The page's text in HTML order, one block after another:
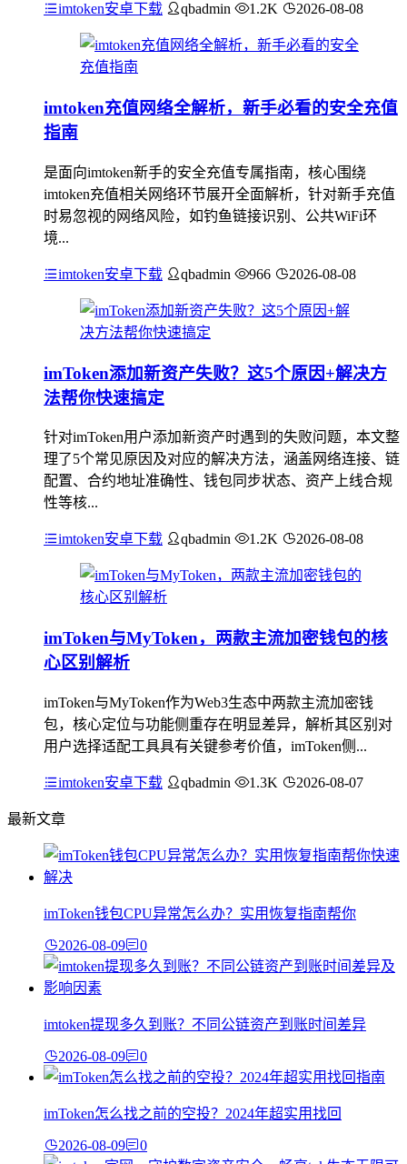
imtoken安卓下载 qbadmin 1.2K 2026-08-08
imtoken充值网络全解析，新手必看的安全充值
指南
是面向imtoken新手的安全充值专属指南，核心围绕
imtoken充值相关网络环节展开全面解析，针对新手充值
时易忽视的网络风险，如钓鱼链接识别、公共WiFi环
境...
imtoken安卓下载 qbadmin 966 2026-08-08
imToken添加新资产失败？这5个原因+解决方
法帮你快速搞定
针对imToken用户添加新资产时遇到的失败问题，本文整
理了5个常见原因及对应的解决方法，涵盖网络连接、链
配置、合约地址准确性、钱包同步状态、资产上线合规
性等核...
imtoken安卓下载 qbadmin 1.2K 2026-08-08
imToken与MyToken，两款主流加密钱包的核
心区别解析
imToken与MyToken作为Web3生态中两款主流加密钱
包，核心定位与功能侧重存在明显差异，解析其区别对
用户选择适配工具具有关键参考价值，imToken侧...
imtoken安卓下载 qbadmin 1.3K 2026-08-07
最新文章
imToken钱包CPU异常怎么办？实用恢复指南帮你
2026-08-09 0
imtoken提现多久到账？不同公链资产到账时间差异
2026-08-09 0
imToken怎么找之前的空投？2024年超实用找回
2026-08-09 0